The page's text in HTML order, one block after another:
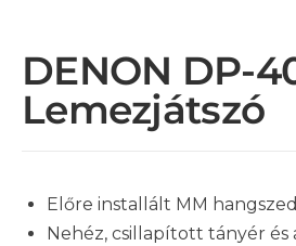
DENON DP-
Lemezjátszó
Előre installált MM
Nehéz, csillapított tányér és